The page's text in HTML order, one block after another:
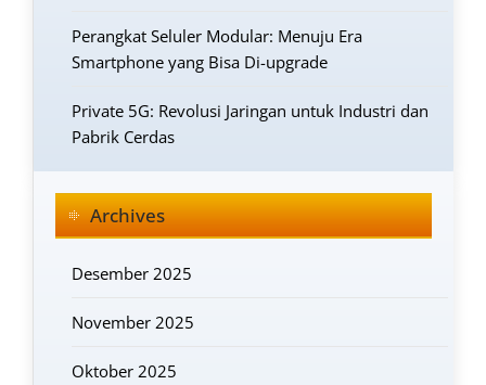
Perangkat Seluler Modular: Menuju Era
Smartphone yang Bisa Di-upgrade
Private 5G: Revolusi Jaringan untuk Industri dan
Pabrik Cerdas
Archives
Desember 2025
November 2025
Oktober 2025